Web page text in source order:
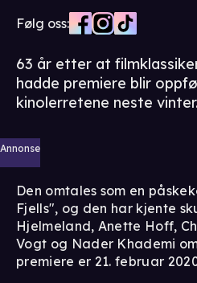
Følg oss:
63 år etter at
hadde premiere blir
kinolerretene neste vinter.
Annonse
Den omtales som en
Fjells", og den har kjente
Hjelmeland, Anette Hoff,
Vogt og Nader Khademi
premiere er 21. februar